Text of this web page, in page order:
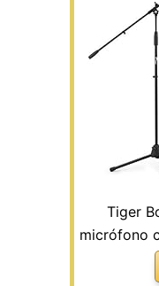
Tiger
micrófono